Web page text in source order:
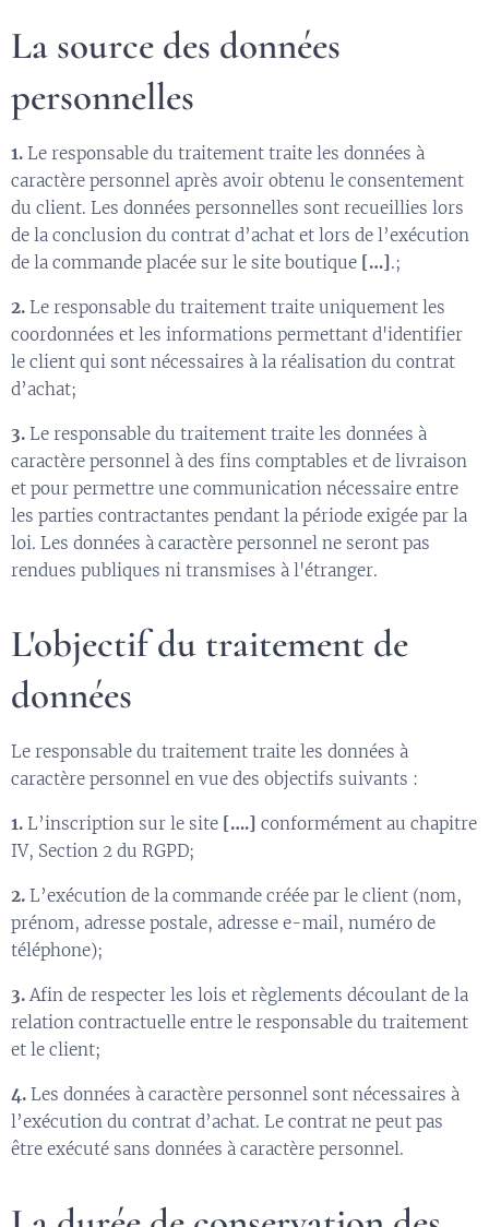
La source des données
personnelles
1. Le responsable du traitement traite les données à
caractère personnel après avoir obtenu le consentement
du client. Les données personnelles sont recueillies lors
de la conclusion du contrat d’achat et lors de l’exécution
de la commande placée sur le site boutique […].;
2. Le responsable du traitement traite uniquement les
coordonnées et les informations permettant d'identifier
le client qui sont nécessaires à la réalisation du contrat
d’achat;
3. Le responsable du traitement traite les données à
caractère personnel à des fins comptables et de livraison
et pour permettre une communication nécessaire entre
les parties contractantes pendant la période exigée par la
loi. Les données à caractère personnel ne seront pas
rendues publiques ni transmises à l'étranger.
L'objectif du traitement de
données
Le responsable du traitement traite les données à
caractère personnel en vue des objectifs suivants :
1. L’inscription sur le site [….] conformément au chapitre
IV, Section 2 du RGPD;
2. L’exécution de la commande créée par le client (nom,
prénom, adresse postale, adresse e-mail, numéro de
téléphone);
3. Afin de respecter les lois et règlements découlant de la
relation contractuelle entre le responsable du traitement
et le client;
4. Les données à caractère personnel sont nécessaires à
l’exécution du contrat d’achat. Le contrat ne peut pas
être exécuté sans données à caractère personnel.